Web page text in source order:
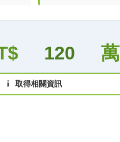
120 萬
i 取得相關資訊